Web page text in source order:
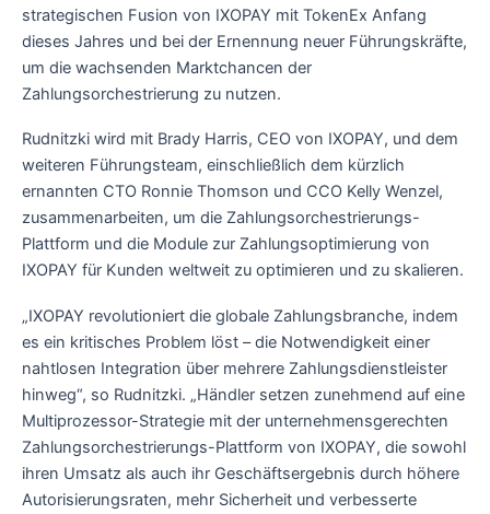
strategischen Fusion von IXOPAY mit TokenEx Anfang
dieses Jahres und bei der Ernennung neuer Führungskräfte,
um die wachsenden Marktchancen der
Zahlungsorchestrierung zu nutzen.
Rudnitzki wird mit Brady Harris, CEO von IXOPAY, und dem
weiteren Führungsteam, einschließlich dem kürzlich
ernannten CTO Ronnie Thomson und CCO Kelly Wenzel,
zusammenarbeiten, um die Zahlungsorchestrierungs-
Plattform und die Module zur Zahlungsoptimierung von
IXOPAY für Kunden weltweit zu optimieren und zu skalieren.
„IXOPAY revolutioniert die globale Zahlungsbranche, indem
es ein kritisches Problem löst – die Notwendigkeit einer
nahtlosen Integration über mehrere Zahlungsdienstleister
hinweg“, so Rudnitzki. „Händler setzen zunehmend auf eine
Multiprozessor-Strategie mit der unternehmensgerechten
Zahlungsorchestrierungs-Plattform von IXOPAY, die sowohl
ihren Umsatz als auch ihr Geschäftsergebnis durch höhere
Autorisierungsraten, mehr Sicherheit und verbesserte